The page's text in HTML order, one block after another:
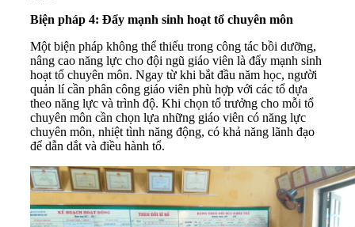
Biện pháp 4: Đẩy mạnh sinh hoạt tổ chuyên môn
Một biện pháp không thể thiếu trong công tác bồi dưỡng,
nâng cao năng lực cho đội ngũ giáo viên là đẩy mạnh sinh
hoạt tổ chuyên môn. Ngay từ khi bắt đầu năm học, người
quản lí cần phân công giáo viên phù hợp với các tổ dựa
theo năng lực và trình độ. Khi chọn tổ trưởng cho mỗi tổ
chuyên môn cần chọn lựa những giáo viên có năng lực
chuyên môn, nhiệt tình năng động, có khả năng lãnh đạo
để dẫn dắt và điều hành tổ.